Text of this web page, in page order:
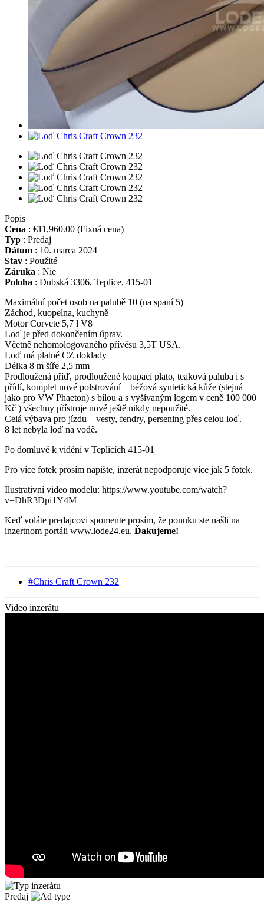
Popis
Cena : €11,960.00 (Fixná cena)
Typ : Predaj
Dátum : 10. marca 2024
Stav : Použité
Záruka : Nie
Poloha : Dubská 3306, Teplice, 415-01
Maximální počet osob na palubě 10 (na spaní 5)
Záchod, kuopelna, kuchyně
Motor Corvete 5,7 l V8
Loď je před dokončením úprav.
Včetně nehomologovaného přívěsu 3,5T USA.
Loď má platné CZ doklady
Délka 8 m šíře 2,5 mm
Prodloužená příď, prodloužené koupací plato, teaková paluba i s
přídí, komplet nové polstrování – béžová syntetická kůže (stejná
jako pro VW Phaeton) s bílou a s vyšívaným logem v ceně 100 000
Kč ) všechny přístroje nové ještě nikdy nepoužité.
Celá výbava pro jízdu – vesty, fendry, persening přes celou loď.
8 let nebyla loď na vodě.
Po domluvě k vidění v Teplicích 415-01
Pro více fotek prosím napište, inzerát nepodporuje více jak 5 fotek.
Ilustrativní video modelu: https://www.youtube.com/watch?
v=DhR3Dpi1Y4M
Keď voláte predajcovi spomente prosím, že ponuku ste našli na
inzertnom portáli www.lode24.eu. Ďakujeme!
#Chris Craft Crown 232
Video inzerátu
Predaj